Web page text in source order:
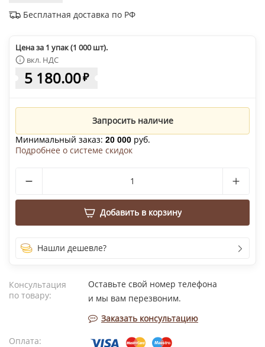
Бесплатная доставка по РФ
Цена за 1 упак (1 000 шт).
вкл. НДС
5 180.00₽
Запросить наличие
Минимальный заказ: 20 000 руб.
Подробнее о системе скидок
Добавить в корзину
Нашли дешевле?
Консультация
по товару:
Оставьте свой номер телефона
и мы вам перезвоним.
Заказать консультацию
Оплата: